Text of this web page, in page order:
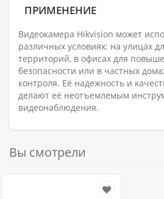
ПРИМЕНЕНИЕ
Видеокамера Hikvision может
различных условиях: на улицах
территорий, в офисах для
безопасности или в частных
контроля. Её надежность и
делают её неотъемлемым
видеонаблюдения.
Вы смотрели